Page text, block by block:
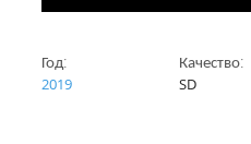
Год:
2019
Качество:
SD